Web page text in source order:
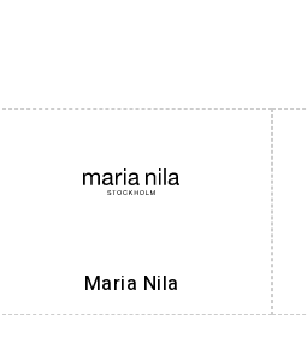
Maria Nila